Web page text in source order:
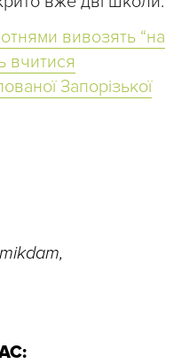
вивозять “на
вчитися
Запорізької